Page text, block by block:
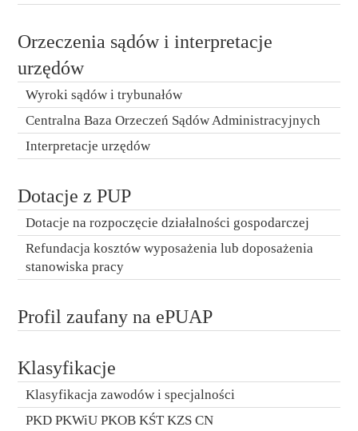
Orzeczenia sądów i interpretacje
urzędów
Wyroki sądów i trybunałów
Centralna Baza Orzeczeń Sądów Administracyjnych
Interpretacje urzędów
Dotacje z PUP
Dotacje na rozpoczęcie działalności gospodarczej
Refundacja kosztów wyposażenia lub doposażenia
stanowiska pracy
Profil zaufany na ePUAP
Klasyfikacje
Klasyfikacja zawodów i specjalności
PKD PKWiU PKOB KŚT KZS CN